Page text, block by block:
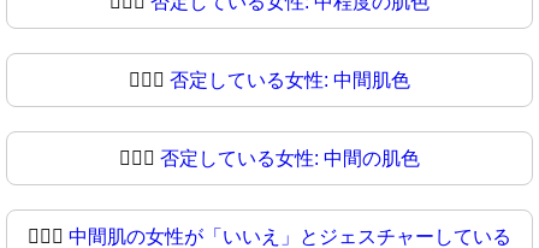
🙎🏼‍♀ 否定している女性: 中間肌色
🙎🏽‍♀️ 否定している女性: 中間の肌色
🙎🏽‍♀ 中間肌の女性が「いいえ」とジェスチャーしている